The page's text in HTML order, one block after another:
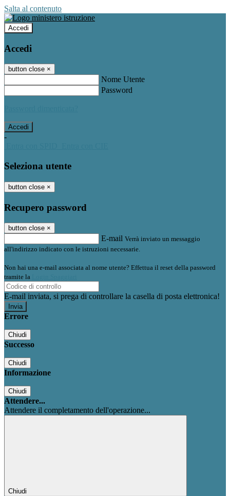
Salta al contenuto
Accedi
Accedi
button close ×
Nome Utente
Password
-
Seleziona utente
button close ×
Recupero password
button close ×
E-mail Verrà inviato un messaggio
all'indirizzo indicato con le istruzioni necessarie.
Non hai una e-mail associata al nome utente? Effettua il reset della password
tramite la
E-mail inviata, si prega di controllare la casella di posta elettronica!
Errore
Chiudi
Successo
Chiudi
Informazione
Chiudi
Attendere...
Attendere il completamento dell'operazione...
Chiudi